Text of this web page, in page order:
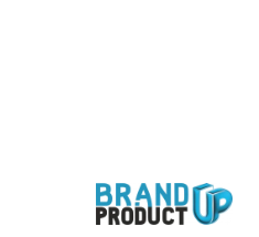
Consumabile din hartie
Hartie copiator si imprimanta